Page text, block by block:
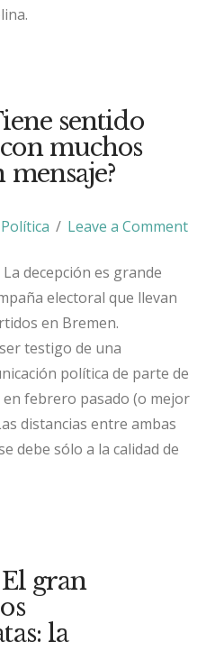
sentido
muchos
Leave a Comment
decepción es grande
electoral que llevan
en Bremen.
testigo de una
política de parte de
febrero pasado (o mejor
distancias entre ambas
debe sólo a la calidad de
gran
la